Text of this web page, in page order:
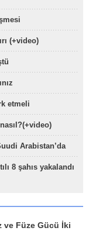
(+video)
etmeli
nasıl?(+video)
Arabistan’da
8 şahıs yakalandı
ve Füze Gücü İki